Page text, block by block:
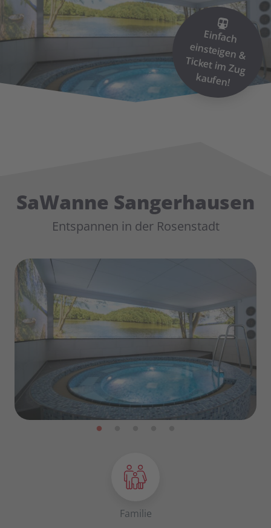
Einfach
einsteigen &
Ticket im
Zug
kaufen!
SaWanne Sangerhausen
Entspannen in der Rosenstadt
Familie